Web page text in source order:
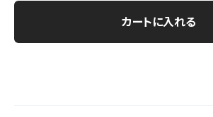
カートに入れる